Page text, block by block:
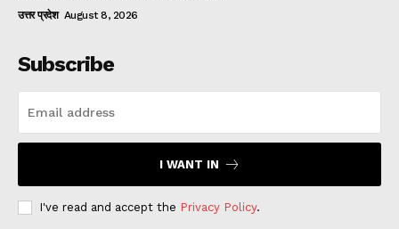
उत्तर प्रदेश August 8, 2026
Subscribe
I WANT IN
I've read and accept the Privacy Policy.